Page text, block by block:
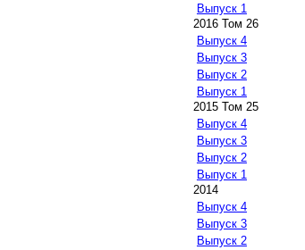
Выпуск 1
2016 Том 26
Выпуск 4
Выпуск 3
Выпуск 2
Выпуск 1
2015 Том 25
Выпуск 4
Выпуск 3
Выпуск 2
Выпуск 1
2014
Выпуск 4
Выпуск 3
Выпуск 2